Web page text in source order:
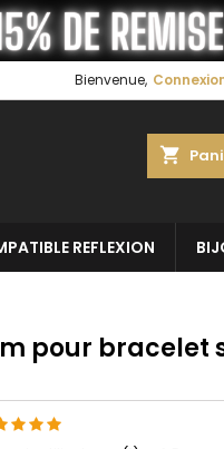
Bienvenue,
shopping_cart
REFLEXION
pour bracelet